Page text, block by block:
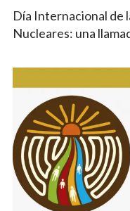
Día Internacional de
Nucleares: una